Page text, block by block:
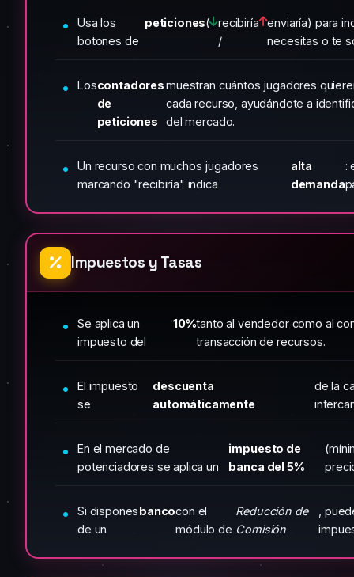
Usa los
botones de
peticiones(
recibiría
/
enviaría) para
necesitas o te
Loscontadores
de
peticiones
muestran cuántos jugadores
cada recurso, ayudándote a
del mercado.
Un recurso con muchos jugadores
marcando "recibiría" indica
alta
demanda
:
Impuestos y Tasas
Se aplica un
impuesto del
10%tanto al vendedor como al
transacción de recursos.
El impuesto
se
descuenta
automáticamente
de la
En el mercado de
potenciadores se aplica un
impuesto de
banca del 5%
Si dispones
de un
bancocon el
módulo de
Reducción de
Comisión
,